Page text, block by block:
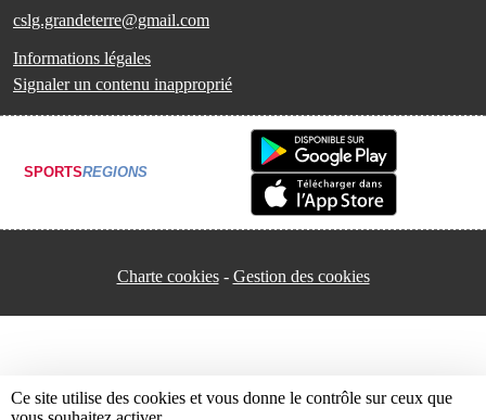
cslg.grandeterre@gmail.com
Informations légales
Signaler un contenu inapproprié
SPORTSREGIONS
Charte cookies Gestion des cookies
Ce site utilise des cookies et vous donne le contrôle sur ceux que